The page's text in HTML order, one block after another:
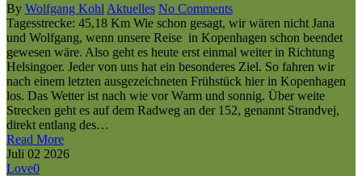
By Wolfgang Kohl Aktuelles No Comments
Tagesstrecke: 45,18 Km Wie schon gesagt, wir wären nicht Jana
und Wolfgang, wenn unsere Reise in Kopenhagen schon beendet
gewesen wäre. Also geht es heute erst einmal weiter in Richtung
Helsingoer. Jeder von uns hat ein besonderes Ziel. So fahren wir
nach einem letzten ausgezeichneten Frühstück hier in Kopenhagen
los. Das Wetter ist nach wie vor Warm und sonnig. Über weite
Strecken geht es auf dem Radweg an der 152, genannt Strandvej,
direkt entlang des…
Read More
Juli 02 2026
Love0